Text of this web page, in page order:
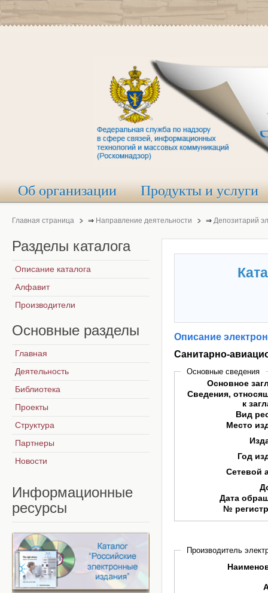
Об организации Продукты и услуги
Главная страница ⇒ Направление деятельности ⇒ Депозитарий
Описание
Санитарно-
Основные сведения
Основное
Сведения,
к
Вид
Место
Год
Сетевой
Дата
№
Производитель
Разделы каталога
Описание каталога
Алфавит
Производители
Основные разделы
Главная
Деятельность
Библиотека
Проекты
Структура
Партнеры
Новости
Информационные
ресурсы